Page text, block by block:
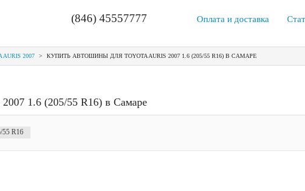
(846) 45557777 Оплата и доставка
AURIS 2007 > КУПИТЬ АВТОШИНЫ ДЛЯ TOYOTA AURIS 2007 1.6 (205/55 R16) В САМАРЕ
1.6 (205/55 R16) в Самаре
55 R16